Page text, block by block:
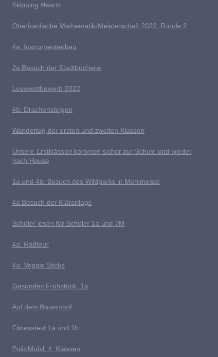
Skipping Hearts
Oberfränlische Mathematik-Meisterschaft 2022, Runde 2
4a: Instrumentenbau
2a Besuch der Stadtbücherei
L esewettbewerb 2022
4b: Drachensteigen
Wandertag der ersten und zweiten Klassen
Unsere Erstklässler kommen sicher zur Schule und wieder
nach Hause
1a und 4b: Besuch des Wildparks in Mehlmeisel
4a Besuch der Kläranlage
Schüler lesen für Schüler 1a und 7M
4a: Radtour
4a: Veggie Sticks
Gesundes Frühstück, 1a
Auf dem Bauernhof
Fitnesstest 1a und 1b
Polit-Mobil, 4. Klassen